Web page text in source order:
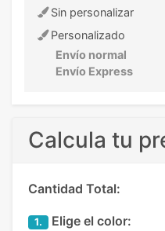
Sin personalizar
Personalizado
Envío normal
Envío Express
Calcula tu
Cantidad Total:
1. Elige el color: